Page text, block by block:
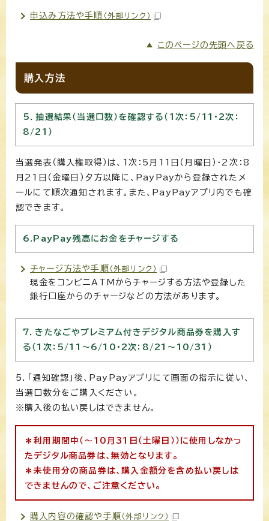
申込み方法や手順 （外部リンク）
このページの先頭へ戻る
購入方法
5．抽選結果（当選口数）を確認する（1次：5/11・2次：
8/21）
当選発表（購入権取得）は、1次：5月11日（月曜日）・2次：8
月21日（金曜日）夕方以降に、PayPayから登録されたメ
ールにて順次通知されます。また、PayPayアプリ内でも確
認できます。
6.PayPay残高にお金をチャージする
チャージ方法や手順 （外部リンク）
現金をコンビニATMからチャージする方法や登録した
銀行口座からのチャージなどの方法があります。
7．きたなごやプレミアム付きデジタル商品券を購入す
る（1次：5/11～6/10・2次：8/21～10/31）
5．「通知確認」後、PayPayアプリにて画面の指示に従い、
当選口数分をご購入ください。
※購入後の払い戻しはできません。
＊利用期間中（～10月31日（土曜日））に使用しなかっ
たデジタル商品券は、無効となります。
＊未使用分の商品券は、購入金額分を含め払い戻しは
できませんので、 ご注意ください。
購入内容の確認や手順 （外部リンク）